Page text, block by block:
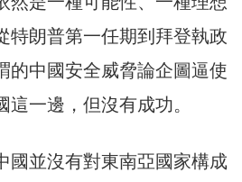
特朗普第一任期到拜登執政
的中國安全威脅論企圖逼使
一邊，但沒有成功。
國並沒有對東南亞國家構成